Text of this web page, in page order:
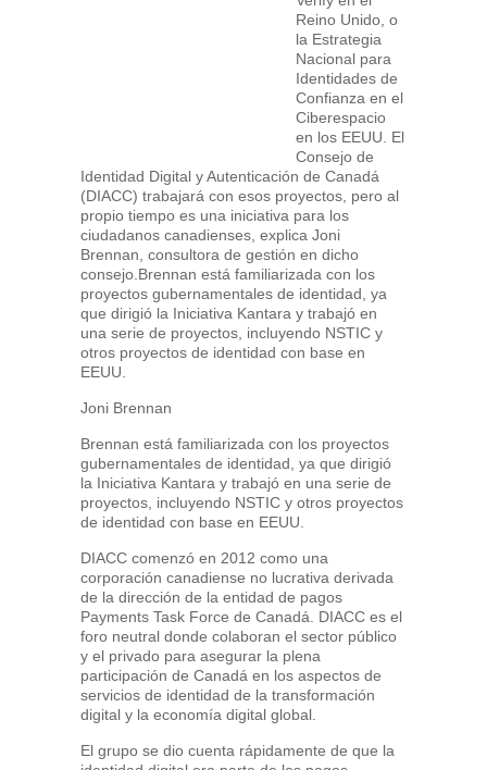
Reino Unido, o
la Estrategia
Nacional para
Identidades de
Confianza en el
Ciberespacio
en los EEUU. El
Consejo de
Identidad Digital y Autenticación de Canadá
(DIACC) trabajará con esos proyectos, pero al
propio tiempo es una iniciativa para los
ciudadanos canadienses, explica Joni
Brennan, consultora de gestión en dicho
consejo.Brennan está familiarizada con los
proyectos gubernamentales de identidad, ya
que dirigió la Iniciativa Kantara y trabajó en
una serie de proyectos, incluyendo NSTIC y
otros proyectos de identidad con base en
EEUU.
Joni Brennan
Brennan está familiarizada con los proyectos
gubernamentales de identidad, ya que dirigió
la Iniciativa Kantara y trabajó en una serie de
proyectos, incluyendo NSTIC y otros proyectos
de identidad con base en EEUU.
DIACC comenzó en 2012 como una
corporación canadiense no lucrativa derivada
de la dirección de la entidad de pagos
Payments Task Force de Canadá. DIACC es el
foro neutral donde colaboran el sector público
y el privado para asegurar la plena
participación de Canadá en los aspectos de
servicios de identidad de la transformación
digital y la economía digital global.
El grupo se dio cuenta rápidamente de que la